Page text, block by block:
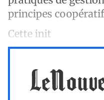
principes
Cette init